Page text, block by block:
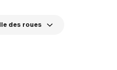
des roues